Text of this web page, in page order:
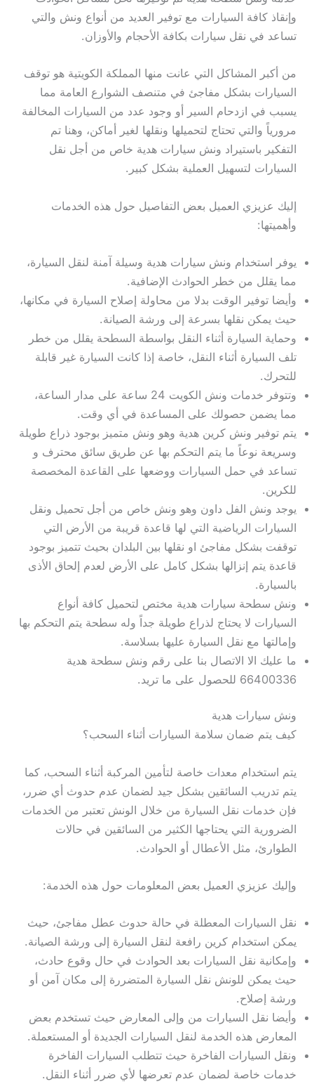
وإنقاذ كافة السيارات مع توفير العديد من أنواع ونش والتي
تساعد في نقل سيارات بكافة الأحجام والأوزان.
من أكبر المشاكل التي عانت منها المملكة الكويتية هو توقف
السيارات بشكل مفاجئ في متنصف الشوارع العامة مما
يسبب في ازدحام السير أو وجود عدد من السيارات المخالفة
مرورياً والتي تحتاج لتحميلها ونقلها لغير أماكن، وهنا تم
التفكير باستيراد ونش سيارات هدية خاص من أجل نقل
السيارات لتسهيل العملية بشكل كبير.
إليك عزيزي العميل بعض التفاصيل حول هذه الخدمات
وأهميتها:
يوفر استخدام ونش سيارات هدية وسيلة آمنة لنقل السيارة،
مما يقلل من خطر الحوادث الإضافية.
وأيضا توفير الوقت بدلا من محاولة إصلاح السيارة في مكانها،
حيث يمكن نقلها بسرعة إلى ورشة الصيانة.
وحماية السيارة أثناء النقل بواسطة السطحة يقلل من خطر
تلف السيارة أثناء النقل، خاصة إذا كانت السيارة غير قابلة
للتحرك.
وتتوفر خدمات ونش الكويت 24 ساعة على مدار الساعة،
مما يضمن حصولك على المساعدة في أي وقت.
يتم توفير ونش كرين هدية وهو ونش متميز بوجود ذراع طويلة
وسريعة نوعاً ما يتم التحكم بها عن طريق سائق محترف و
تساعد في حمل السيارات ووضعها على القاعدة المخصصة
للكرين.
يوجد ونش الفل داون وهو ونش خاص من أجل تحميل ونقل
السيارات الرياضية التي لها قاعدة قريبة من الأرض التي
توقفت بشكل مفاجئ او نقلها بين البلدان بحيث تتميز بوجود
قاعدة يتم إنزالها بشكل كامل على الأرض لعدم إلحاق الأذى
بالسيارة.
ونش سطحة سيارات هدية مختص لتحميل كافة أنواع
السيارات لا يحتاج لذراع طويلة جداً وله سطحة يتم التحكم بها
وإمالتها مع نقل السيارة عليها بسلاسة.
ما عليك الا الاتصال بنا على رقم ونش سطحة هدية
66400336 للحصول على ما تريد.
ونش سيارات هدية
كيف يتم ضمان سلامة السيارات أثناء السحب؟
يتم استخدام معدات خاصة لتأمين المركبة أثناء السحب، كما
يتم تدريب السائقين بشكل جيد لضمان عدم حدوث أي ضرر،
فإن خدمات نقل السيارة من خلال الونش تعتبر من الخدمات
الضرورية التي يحتاجها الكثير من السائقين في حالات
الطوارئ، مثل الأعطال أو الحوادث.
وإليك عزيزي العميل بعض المعلومات حول هذه الخدمة:
نقل السيارات المعطلة في حالة حدوث عطل مفاجئ، حيث
يمكن استخدام كرين رافعة لنقل السيارة إلى ورشة الصيانة.
وإمكانية نقل السيارات بعد الحوادث في حال وقوع حادث،
حيث يمكن للونش نقل السيارة المتضررة إلى مكان آمن أو
ورشة إصلاح.
وأيضا نقل السيارات من وإلى المعارض حيث تستخدم بعض
المعارض هذه الخدمة لنقل السيارات الجديدة أو المستعملة.
ونقل السيارات الفاخرة حيث تتطلب السيارات الفاخرة
خدمات خاصة لضمان عدم تعرضها لأي ضرر أثناء النقل.